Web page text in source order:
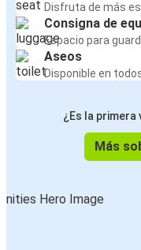
Disfruta de más
Consigna de
Espacio para
Aseos
Disponible en
¿Es la
Más